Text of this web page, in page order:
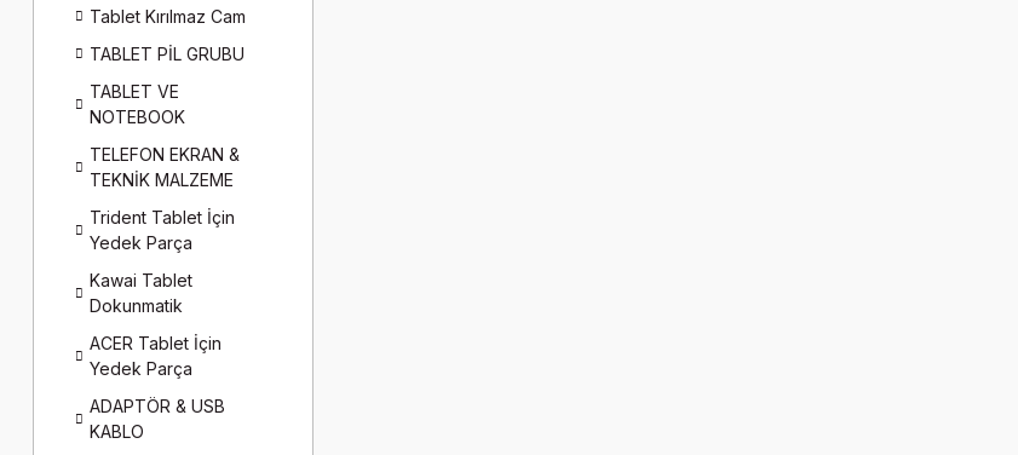
Tablet Kırılmaz Cam
TABLET PİL GRUBU
TABLET VE
NOTEBOOK
TELEFON EKRAN &
TEKNİK MALZEME
Trident Tablet İçin
Yedek Parça
Kawai Tablet
Dokunmatik
ACER Tablet İçin
Yedek Parça
ADAPTÖR & USB
KABLO